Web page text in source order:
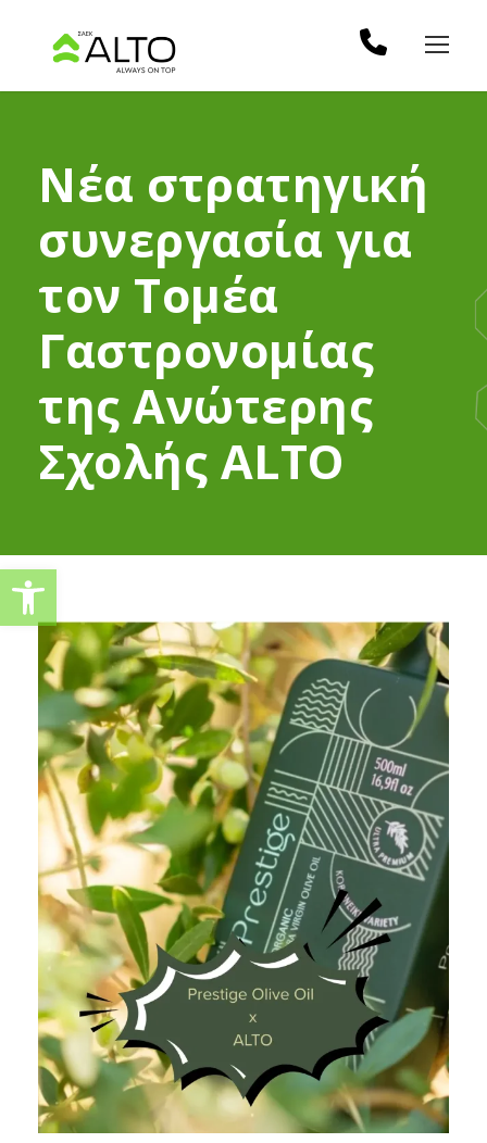
Νέα στρατηγική
συνεργασία για
τον Τομέα
Γαστρονομίας
της Ανώτερης
Σχολής ALTO
Ανοίξτε τη γραμμή